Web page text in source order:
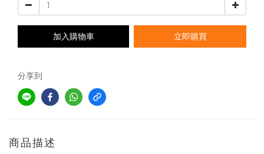
加入購物車 立即購買
分享到
商品描述